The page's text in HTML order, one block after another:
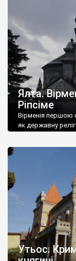
називаються
виробляє
легке біле і дуже
Ялта.
Ріпсіме
Вірменія першою
як державну
Утьос.